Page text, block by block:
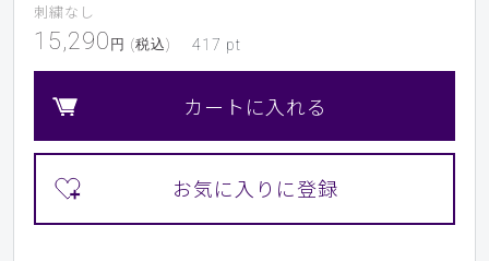
刺繍なし
15,290 円 (税込) 417 pt
カートに入れる